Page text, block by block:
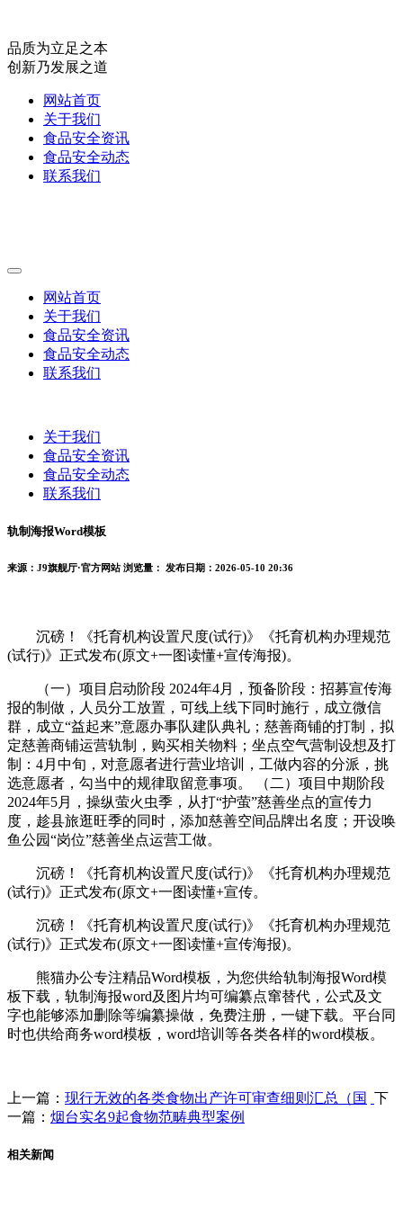
品质为立足之本
创新乃发展之道
网站首页
关于我们
食品安全资讯
食品安全动态
联系我们
网站首页
关于我们
食品安全资讯
食品安全动态
联系我们
关于我们
食品安全资讯
食品安全动态
联系我们
轨制海报Word模板
来源：J9旗舰厅·官方网站 浏览量： 发布日期：2026-05-10 20:36
沉磅！《托育机构设置尺度(试行)》《托育机构办理规范
(试行)》正式发布(原文+一图读懂+宣传海报)。
（一）项目启动阶段 2024年4月，预备阶段：招募宣传海
报的制做，人员分工放置，可线上线下同时施行，成立微信
群，成立“益起来”意愿办事队建队典礼；慈善商铺的打制，拟
定慈善商铺运营轨制，购买相关物料；坐点空气营制设想及打
制：4月中旬，对意愿者进行营业培训，工做内容的分派，挑
选意愿者，勾当中的规律取留意事项。 （二）项目中期阶段
2024年5月，操纵萤火虫季，从打“护萤”慈善坐点的宣传力
度，趁县旅逛旺季的同时，添加慈善空间品牌出名度；开设唤
鱼公园“岗位”慈善坐点运营工做。
沉磅！《托育机构设置尺度(试行)》《托育机构办理规范
(试行)》正式发布(原文+一图读懂+宣传。
沉磅！《托育机构设置尺度(试行)》《托育机构办理规范
(试行)》正式发布(原文+一图读懂+宣传海报)。
熊猫办公专注精品Word模板，为您供给轨制海报Word模
板下载，轨制海报word及图片均可编纂点窜替代，公式及文
字也能够添加删除等编纂操做，免费注册，一键下载。平台同
时也供给商务word模板，word培训等各类各样的word模板。
上一篇： 现行无效的各类食物出产许可审查细则汇总（国 下
一篇： 烟台实名9起食物范畴典型案例
相关新闻